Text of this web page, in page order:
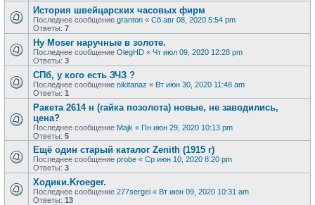
История швейцарских часовых фирм
Последнее сообщение granton « Сб авг 08, 2020 5:54 pm
Ответы: 7
Hy Moser наручные в золоте.
Последнее сообщение OlegHD « Чт июл 09, 2020 12:28 pm
Ответы: 3
СПб, у кого есть ЗЧЗ ?
Последнее сообщение nikitanaz « Вт июн 30, 2020 11:48 am
Ответы: 1
Ракета 2614 н (гайка позолота) новые, не заводились,
цена?
Последнее сообщение Majk « Пн июн 29, 2020 10:13 pm
Ответы: 5
Ещё один старый каталог Zenith (1915 г)
Последнее сообщение probe « Ср июн 10, 2020 8:20 pm
Ответы: 3
Ходики.Kroeger.
Последнее сообщение 277sergei « Вт июн 09, 2020 10:31 am
Ответы: 13